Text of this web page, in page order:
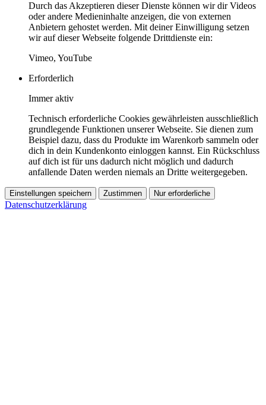
Durch das Akzeptieren dieser Dienste können wir dir Videos
oder andere Medieninhalte anzeigen, die von externen
Anbietern gehostet werden. Mit deiner Einwilligung setzen
wir auf dieser Webseite folgende Drittdienste ein:
Vimeo, YouTube
Erforderlich
Immer aktiv
Technisch erforderliche Cookies gewährleisten ausschließlich
grundlegende Funktionen unserer Webseite. Sie dienen zum
Beispiel dazu, dass du Produkte im Warenkorb sammeln oder
dich in dein Kundenkonto einloggen kannst. Ein Rückschluss
auf dich ist für uns dadurch nicht möglich und dadurch
anfallende Daten werden niemals an Dritte weitergegeben.
Einstellungen speichern Zustimmen Nur erforderliche
Datenschutzerklärung